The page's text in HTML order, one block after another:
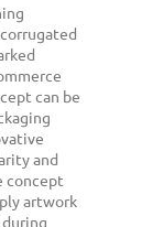
can be
and
concept
artwork